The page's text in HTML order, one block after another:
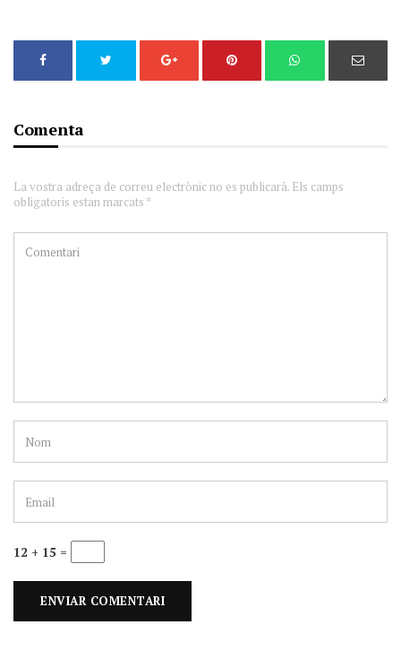
Comenta
La vostra adreça de correu electrònic no es publicarà. Els camps
obligatoris estan marcats *
12 + 15 =